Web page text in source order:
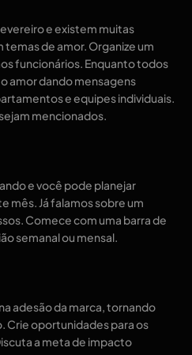
e existem muitas
de amor. Organize um
funcionários. Enquanto todos
amor dando mensagens
e equipes individuais.
mencionados.
e você pode planejar
mês. Já falamos sobre um
Comece com uma barra de
semanal ou mensal.
adesão da marca, tornando
Crie oportunidades para os
a meta de impacto